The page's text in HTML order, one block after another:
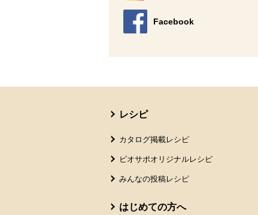
Facebook
別のウィンドウで開きます。
レシピ
カタログ掲載レシピ
ビオサポオリジナルレシピ
みんなの投稿レシピ
はじめての方へ